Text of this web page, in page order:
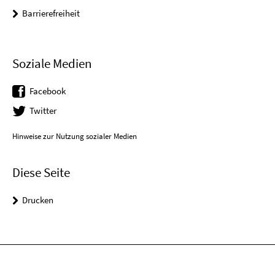
Barrierefreiheit
Soziale Medien
Facebook
Twitter
Hinweise zur Nutzung sozialer Medien
Diese Seite
Drucken